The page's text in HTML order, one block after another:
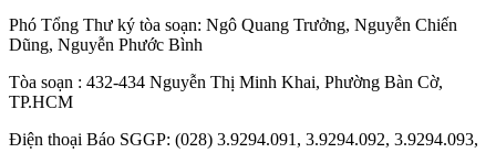
Phó Tổng Thư ký tòa soạn: Ngô Quang Trưởng, Nguyễn Chiến
Dũng, Nguyễn Phước Bình
Tòa soạn : 432-434 Nguyễn Thị Minh Khai, Phường Bàn Cờ,
TP.HCM
Điện thoại Báo SGGP: (028) 3.9294.091, 3.9294.092, 3.9294.093,